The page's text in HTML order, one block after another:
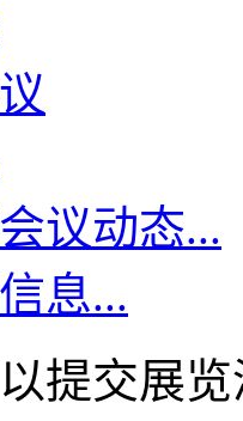
议动态...
息...
提交展